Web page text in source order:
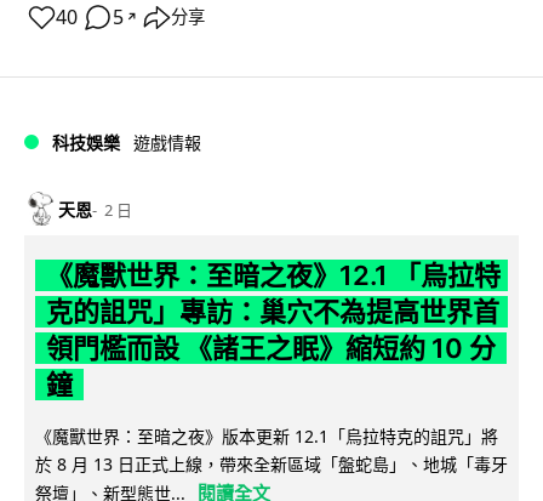
40 5 ↗ 分享
科技娛樂 遊戲情報
天恩 2 日
《魔獸世界：至暗之夜》12.1 「烏拉特
克的詛咒」專訪：巢穴不為提高世界首
領門檻而設 《諸王之眠》縮短約 10 分
鐘
《魔獸世界：至暗之夜》版本更新 12.1「烏拉特克的詛咒」將
於 8 月 13 日正式上線，帶來全新區域「盤蛇島」、地城「毒牙
祭壇」、新型態世...
閱讀全文